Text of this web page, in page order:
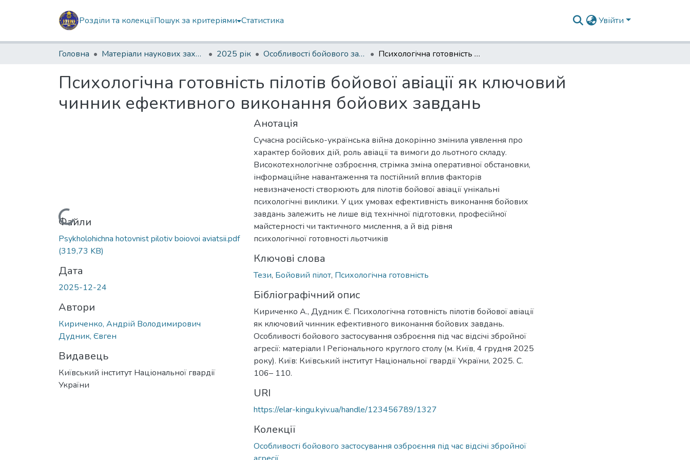
Розділи та колекціїПошук за критеріями Статистика Увійти
Головна Матеріали наукових заходів 2025 рік Особливості бойового застосування озброєння під час відсічі збройної агресії Психологічна готовність пілотів бойової авіації як ключовий чинник ефективного виконання бойових завдань
Психологічна готовність пілотів бойової авіації як ключовий
чинник ефективного виконання бойових завдань
Вантажиться...
Файли
Psykholohichna hotovnist pilotiv boiovoi aviatsii.pdf
(319,73 KB)
Дата
2025-12-24
Автори
Кириченко, Андрій Володимирович
Дудник, Євген
Видавець
Київський інститут Національної гвардії
України
Анотація
Сучасна російсько-українська війна докорінно змінила уявлення про
характер бойових дій, роль авіації та вимоги до льотного складу.
Високотехнологічне озброєння, стрімка зміна оперативної обстановки,
інформаційне навантаження та постійний вплив факторів
невизначеності створюють для пілотів бойової авіації унікальні
психологічні виклики. У цих умовах ефективність виконання бойових
завдань залежить не лише від технічної підготовки, професійної
майстерності чи тактичного мислення, а й від рівня
психологічної готовності льотчиків
Ключові слова
Тези, Бойовий пілот, Психологічна готовність
Бібліографічний опис
Кириченко А., Дудник Є. Психологічна готовність пілотів бойової авіації
як ключовий чинник ефективного виконання бойових завдань.
Особливості бойового застосування озброєння під час відсічі збройної
агресії: матеріали I Регіонального круглого столу (м. Київ, 4 грудня 2025
року). Київ: Київський інститут Національної гвардії України, 2025. C.
106– 110.
URI
https://elar-kingu.kyiv.ua/handle/123456789/1327
Колекції
Особливості бойового застосування озброєння під час відсічі збройної